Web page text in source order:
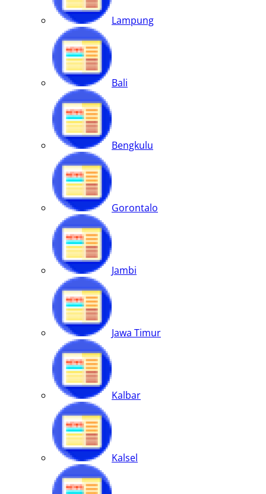
Lampung
Bali
Bengkulu
Gorontalo
Jambi
Jawa Timur
Kalbar
Kalsel